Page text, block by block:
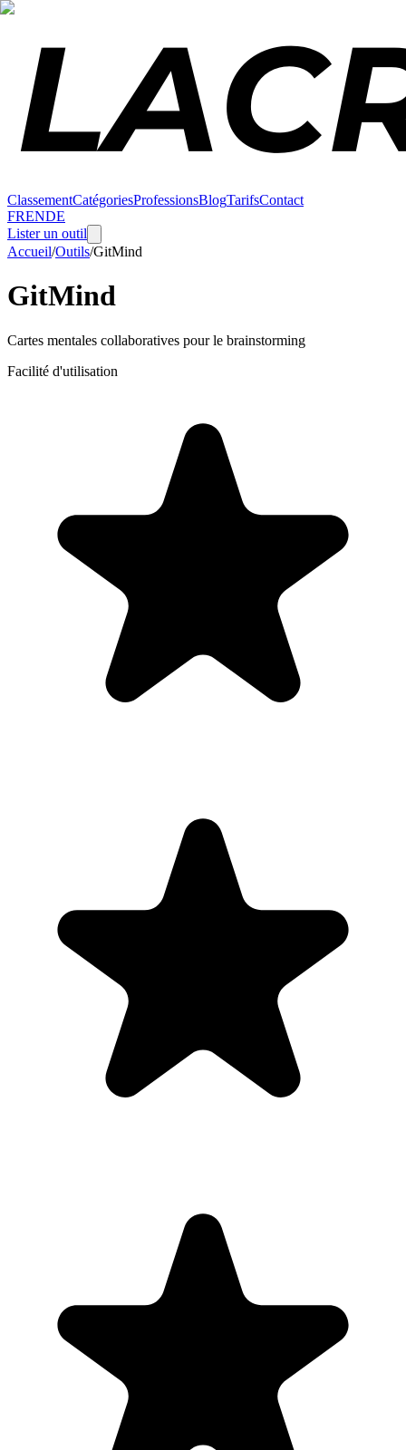
ClassementCatégoriesProfessionsBlogTarifsContact
FRENDE
Lister un outil
Accueil/Outils/GitMind
GitMind
Cartes mentales collaboratives pour le brainstorming
Facilité d'utilisation